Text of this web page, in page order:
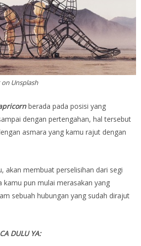
Unsplash
berada pada posisi yang
dengan pertengahan, hal tersebut
asmara yang kamu rajut dengan
akan membuat perselisihan dari segi
kamu pun mulai merasakan yang
sebuah hubungan yang sudah dirajut
DULU YA: